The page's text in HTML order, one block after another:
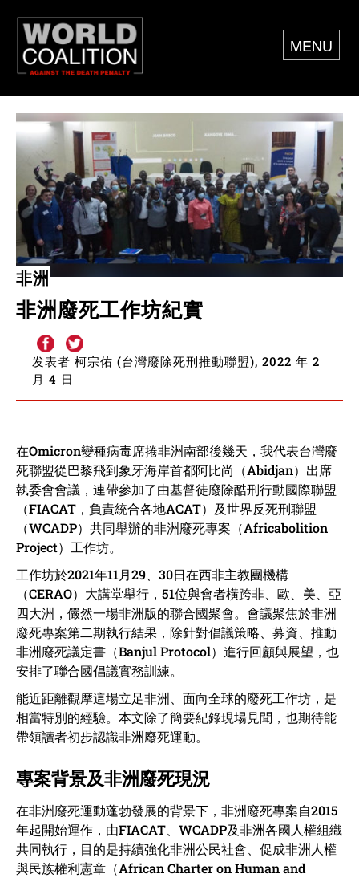
MENU
非洲廢死工作坊紀實
非洲
发表者 柯宗佑 (台灣廢除死刑推動聯盟), 2022 年 2
月 4 日
在Omicron變種病毒席捲非洲南部後幾天，我代表台灣廢
死聯盟從巴黎飛到象牙海岸首都阿比尚（Abidjan）出席
執委會會議，連帶參加了由基督徒廢除酷刑行動國際聯盟
（FIACAT，負責統合各地ACAT）及世界反死刑聯盟
（WCADP）共同舉辦的非洲廢死專案（Africabolition
Project）工作坊。
工作坊於2021年11月29、30日在西非主教團機構
（CERAO）大講堂舉行，51位與會者橫跨非、歐、美、亞
四大洲，儼然一場非洲版的聯合國聚會。會議聚焦於非洲
廢死專案第二期執行結果，除針對倡議策略、募資、推動
非洲廢死議定書（Banjul Protocol）進行回顧與展望，也
安排了聯合國倡議實務訓練。
能近距離觀摩這場立足非洲、面向全球的廢死工作坊，是
相當特別的經驗。本文除了簡要紀錄現場見聞，也期待能
帶領讀者初步認識非洲廢死運動。
專案背景及非洲廢死現況
在非洲廢死運動蓬勃發展的背景下，非洲廢死專案自2015
年起開始運作，由FIACAT、WCADP及非洲各國人權組織
共同執行，目的是持續強化非洲公民社會、促成非洲人權
與民族權利憲章（African Charter on Human and